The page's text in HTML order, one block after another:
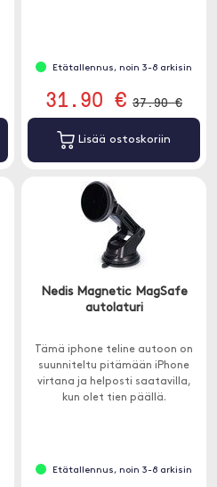
Etätallennus, noin 3-8 arkisin
31.90 € 37.90 €
Lisää ostoskoriin
Nedis Magnetic MagSafe
autolaturi
Tämä iphone teline autoon on
suunniteltu pitämään iPhone
virtana ja helposti saatavilla,
kun olet tien päällä.
Etätallennus, noin 3-8 arkisin